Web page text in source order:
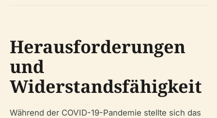
Herausforderungen
und
Widerstandsfähigkeit
Während der COVID-19-Pandemie stellte sich das